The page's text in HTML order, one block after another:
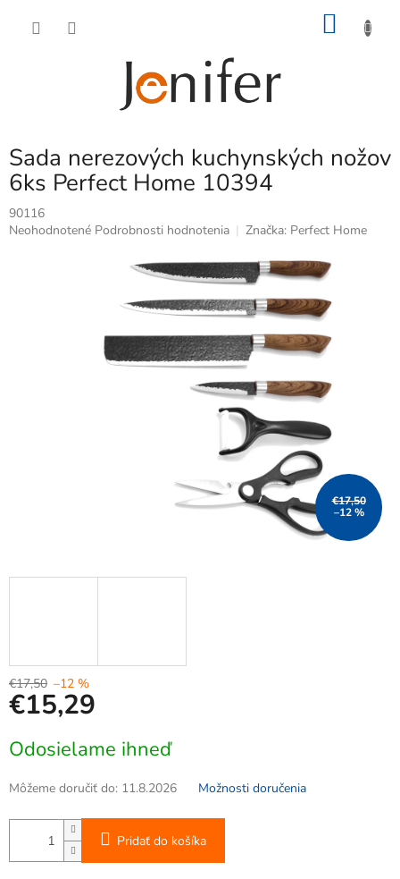
Sada nerezových kuchynských nožov
6ks Perfect Home 10394
90116
Priemerné
Neohodnotené Podrobnosti hodnotenia Značka: Perfect Home
€17,50
–12 %
€17,50 –12 %
€15,29
cena:
Odosielame ihneď
Môžeme doručiť do: 11.8.2026 Možnosti doručenia
Pridať do košíka